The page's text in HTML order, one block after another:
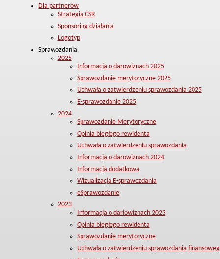
Dla partnerów
Strategia CSR
Sponsoring działania
Logotyp
Sprawozdania
2025
Informacja o darowiznach 2025
Sprawozdanie merytoryczne 2025
Uchwała o zatwierdzeniu sprawozdania 2025
E-sprawozdanie 2025
2024
Sprawozdanie Merytoryczne
Opinia biegłego rewidenta
Uchwała o zatwierdzeniu sprawozdania
Informacja o darowiznach 2024
Informacja dodatkowa
Wizualizacja E-sprawozdania
eSprawozdanie
2023
Informacja o dariowiznach 2023
Opinia biegłego rewidenta
Sprawozdanie merytoryczne
Uchwała o zatwierdzeniu sprawozdania